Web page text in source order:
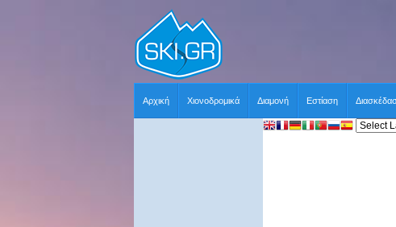
Αρχική Χιονοδρομικά Διαμονή Εστίαση